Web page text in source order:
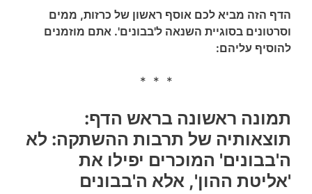
הדף הזה מביא לכם אוסף ראשון של כרזות, ממים
וסרטונים בסוגיית השנאה ל'בבונים'. אתם מוזמנים
להוסיף עליהם:
* * *
תמונה ראשונה בראש הדף:
תוצאותיה של תרבות ההשתקה: לא
ה'בבונים' המוכרים יפילו את
'אליטת ההון', אלא ה'בבונים